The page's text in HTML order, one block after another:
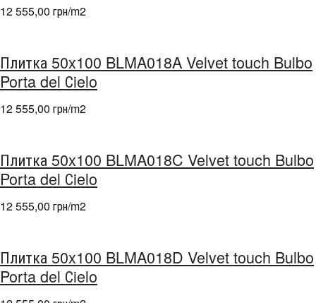
12 555,00 грн/m2
Плитка 50x100 BLMA018A Velvet touch Bulbo
Porta del Сielo
12 555,00 грн/m2
Плитка 50x100 BLMA018C Velvet touch Bulbo
Porta del Сielo
12 555,00 грн/m2
Плитка 50x100 BLMA018D Velvet touch Bulbo
Porta del Сielo